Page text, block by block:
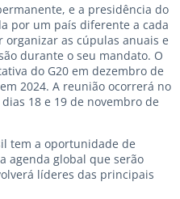
e a presidência do
por um país diferente a cada
organizar as cúpulas anuais e
durante o seu mandato. O
do G20 em dezembro de
2024. A reunião ocorrerá no
18 e 19 de novembro de
tem a oportunidade de
agenda global que serão
líderes das principais